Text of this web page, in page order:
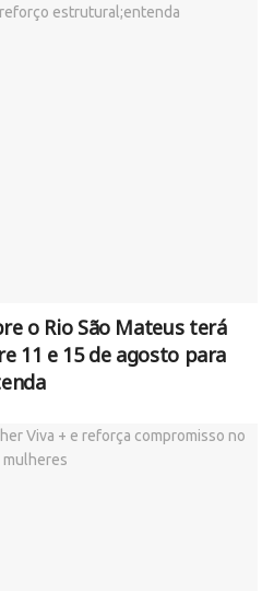
o Rio São Mateus terá
11 e 15 de agosto para